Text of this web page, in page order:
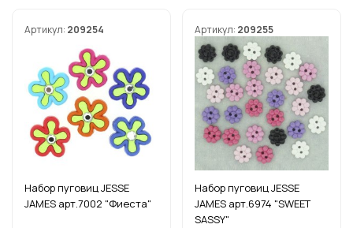
Артикул: 209254
Набор пуговиц JESSE
JAMES арт.7002 "Фиеста"
Артикул: 209255
Набор пуговиц JESSE
JAMES арт.6974 "SWEET
SASSY"